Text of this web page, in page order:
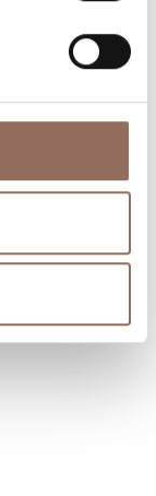
Servizi